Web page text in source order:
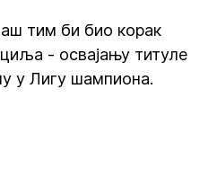
тим би био корак
- освајању титуле
у Лигу шампиона.